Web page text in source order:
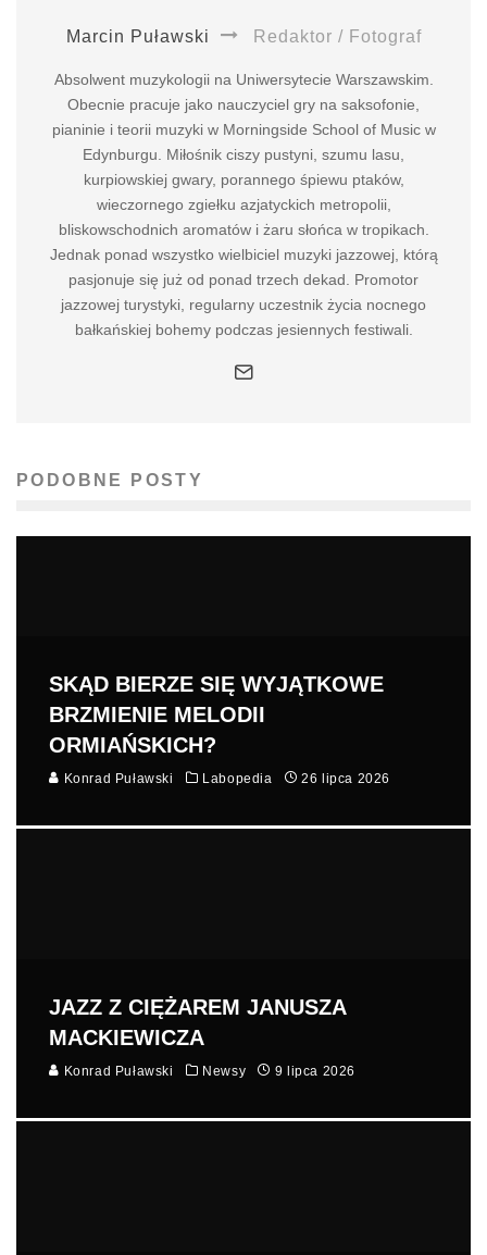
Marcin Puławski Redaktor / Fotograf
Absolwent muzykologii na Uniwersytecie Warszawskim.
Obecnie pracuje jako nauczyciel gry na saksofonie,
pianinie i teorii muzyki w Morningside School of Music w
Edynburgu. Miłośnik ciszy pustyni, szumu lasu,
kurpiowskiej gwary, porannego śpiewu ptaków,
wieczornego zgiełku azjatyckich metropolii,
bliskowschodnich aromatów i żaru słońca w tropikach.
Jednak ponad wszystko wielbiciel muzyki jazzowej, którą
pasjonuje się już od ponad trzech dekad. Promotor
jazzowej turystyki, regularny uczestnik życia nocnego
bałkańskiej bohemy podczas jesiennych festiwali.
PODOBNE POSTY
SKĄD BIERZE SIĘ WYJĄTKOWE
BRZMIENIE MELODII
ORMIAŃSKICH?
Konrad Puławski Labopedia 26 lipca 2026
JAZZ Z CIĘŻAREM JANUSZA
MACKIEWICZA
Konrad Puławski Newsy 9 lipca 2026